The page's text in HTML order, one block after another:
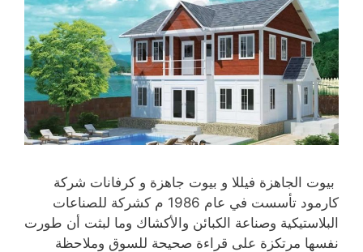
بيوت الجاهزة فيللا و بيوت جاهزة و كرفانات شركة
كارمود تأسست في عام 1986 م كشركة للصناعات
البلاستيكية وصناعة الكبائن والأكشاك وما لبثت أن طورت
نفسها مرتكزة على قراءة صحيحة للسوق وملاحظة